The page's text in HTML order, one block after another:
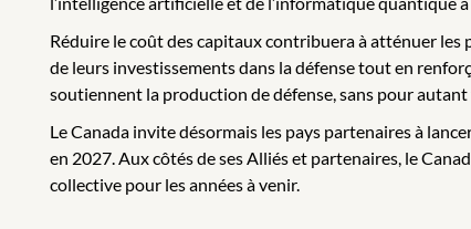
Réduire le coût des capitaux contribuera à atténuer
de leurs investissements dans la défense tout en
soutiennent la production de défense, sans pour
Le Canada invite désormais les pays partenaires à
en 2027. Aux côtés de ses Alliés et partenaires, le
collective pour les années à venir.